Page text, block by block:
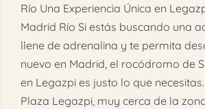
Río Una Experiencia Única en
Madrid Río Si estás buscando una
llene de adrenalina y te permita
nuevo en Madrid, el rocódromo de
en Legazpi es justo lo que
Plaza Legazpi, muy cerca de la